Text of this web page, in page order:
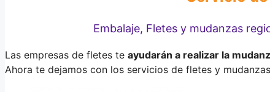
Embalaje, Fletes y mudanzas
Las empresas de fletes te ayudarán a realizar la
Ahora te dejamos con los servicios de fletes y